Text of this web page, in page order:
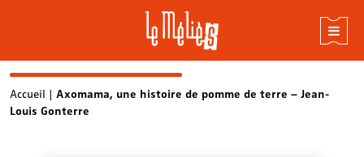
Skip
to
Accueil | Axomama, une histoire de pomme de terre – Jean-
Louis Gonterre